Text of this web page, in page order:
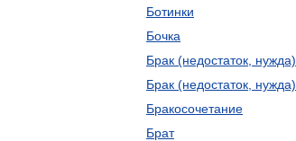
Ботинки
Бочка
Брак (недостаток, нужда)
Брак (недостаток, нужда)
Бракосочетание
Брат